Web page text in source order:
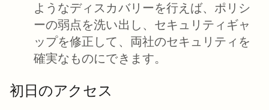
ようなディスカバリーを行えば、ポリシ
ーの弱点を洗い出し、セキュリティギャ
ップを修正して、両社のセキュリティを
確実なものにできます。
初日のアクセス